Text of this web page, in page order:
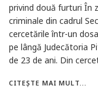
privind două furturi În
criminale din cadrul
cercetările într-un
pe lângă Judecătoria
de 23 de ani. Din
CITEȘTE MAI MULT...